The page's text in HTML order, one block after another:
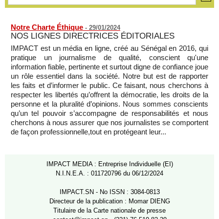
rupture diplomatique » entre les 2 pays
Notre Charte Éthique - 29/01/2024
NOS LIGNES DIRECTRICES ÉDITORIALES
IMPACT est un média en ligne, créé au Sénégal en 2016, qui
pratique un journalisme de qualité, conscient qu'une
information fiable, pertinente et surtout digne de confiance joue
un rôle essentiel dans la société. Notre but est de rapporter
les faits et d’informer le public. Ce faisant, nous cherchons à
respecter les libertés qu’offrent la démocratie, les droits de la
personne et la pluralité d’opinions. Nous sommes conscients
qu’un tel pouvoir s’accompagne de responsabilités et nous
cherchons à nous assurer que nos journalistes se comportent
de façon professionnelle,tout en protégeant leur...
IMPACT MEDIA : Entreprise Individuelle (EI)
N.I.N.E.A. : 011720796 du 06/12/2024
IMPACT.SN - No ISSN : 3084-0813
Directeur de la publication : Momar DIENG
Titulaire de la Carte nationale de presse